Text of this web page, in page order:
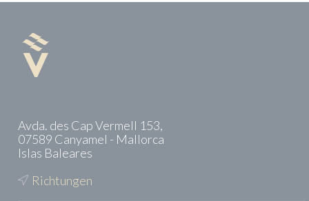
Avda. des Cap Vermell 153,
07589 Canyamel - Mallorca
Islas Baleares
Richtungen